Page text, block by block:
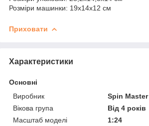
Розміри машинки: 19х14х12 см
Приховати
Характеристики
Основні
Виробник
Spin Master
Вікова група
Від 4 років
Масштаб моделі
1:24